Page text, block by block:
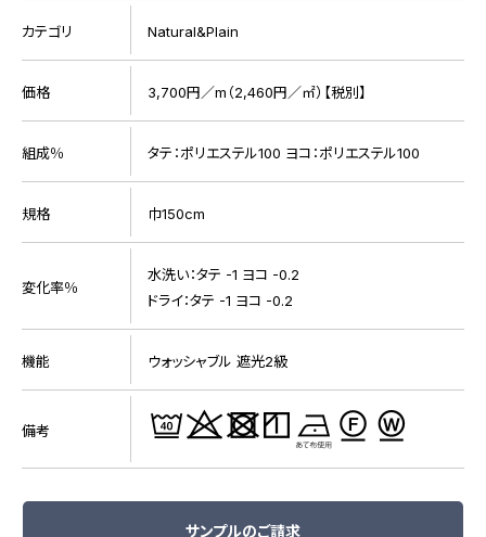
カテゴリ Natural&Plain
価格 3,700円／m（2,460円／㎡）【税別】
組成％ タテ：ポリエステル100 ヨコ：ポリエステル100
規格 巾150cm
変化率％
水洗い：タテ -1 ヨコ -0.2
ドライ：タテ -1 ヨコ -0.2
機能 ウォッシャブル 遮光2級
備考
サンプルのご請求